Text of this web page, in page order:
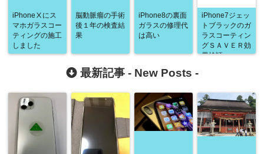
iPhoneⅩにス
マホガラスコー
ティングの施工
しました
脳動脈瘤の手術
後１年の検査結
果
iPhone8の裏面
ガラスの修理代
は高い
iPhone7ジェッ
トブラックのガ
ラスコーティン
グＳＡＶＥＲ効
果検証
最新記事 - New Posts -